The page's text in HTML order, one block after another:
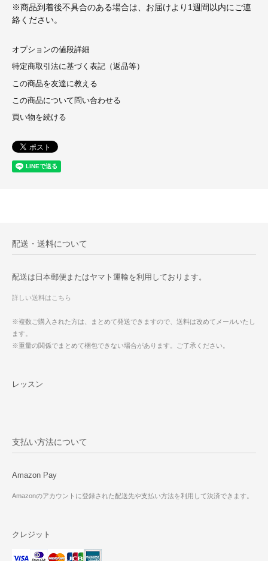
※商品到着後不具合のある場合は、お届けより1週間以内にご連
絡ください。
オプションの値段詳細
特定商取引法に基づく表記（返品等）
この商品を友達に教える
この商品について問い合わせる
買い物を続ける
配送・送料について
配送は日本郵便またはヤマト運輸を利用しております。
詳しい送料はこちら
※複数ご購入された方は、まとめて発送できますので、送料は改めてメールいたし
ます。
※重量の関係でまとめて梱包できない場合があります。ご了承ください。
レッスン
支払い方法について
Amazon Pay
Amazonのアカウントに登録された配送先や支払い方法を利用して決済できます。
クレジット